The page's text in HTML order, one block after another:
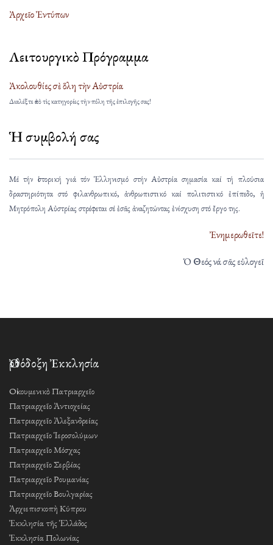
Ἀρχεῖο Ἐντύπων
Λειτουργικὸ Πρόγραμμα
Ἀκολουθίες σὲ ὅλη τὴν Αὐστρία
Διαλέξτε ἀπὸ τὶς κατηγορίες τὴν πόλη τῆς ἐπιλογῆς σας!
Ἡ συμβολή σας
Μέ τήν ἱστορική γιά τόν Ἑλληνισμό στήν Αὐστρία σημασία καί τή πλούσια
δραστηριότητα στό φιλανθρωπικό, ἀνθρωπιστικό καί πολιτιστικό ἐπίπεδο, ἡ
Μητρόπολη Αὐστρίας στρέφεται σέ ἐσᾶς ἀναζητώντας ἐνίσχυση στό ἔργο της.
Ἐνημερωθεῖτε!
Ὁ Θεός νά σᾶς εὐλογεῖ
Ὀρθόδοξη Ἐκκλησία
Οἰκουμενικὸ Πατριαρχεῖο
Πατριαρχεῖο Ἀντιοχείας
Πατριαρχεῖο Ἀλεξανδρείας
Πατριαρχεῖο Ἱεροσολύμων
Πατριαρχεῖο Μόσχας
Πατριαρχεῖο Σερβίας
Πατριαρχεῖο Ρουμανίας
Πατριαρχεῖο Βουλγαρίας
Ἀρχιεπισκοπὴ Κύπρου
Ἐκκλησία τῆς Ἑλλάδος
Ἐκκλησία Πολωνίας